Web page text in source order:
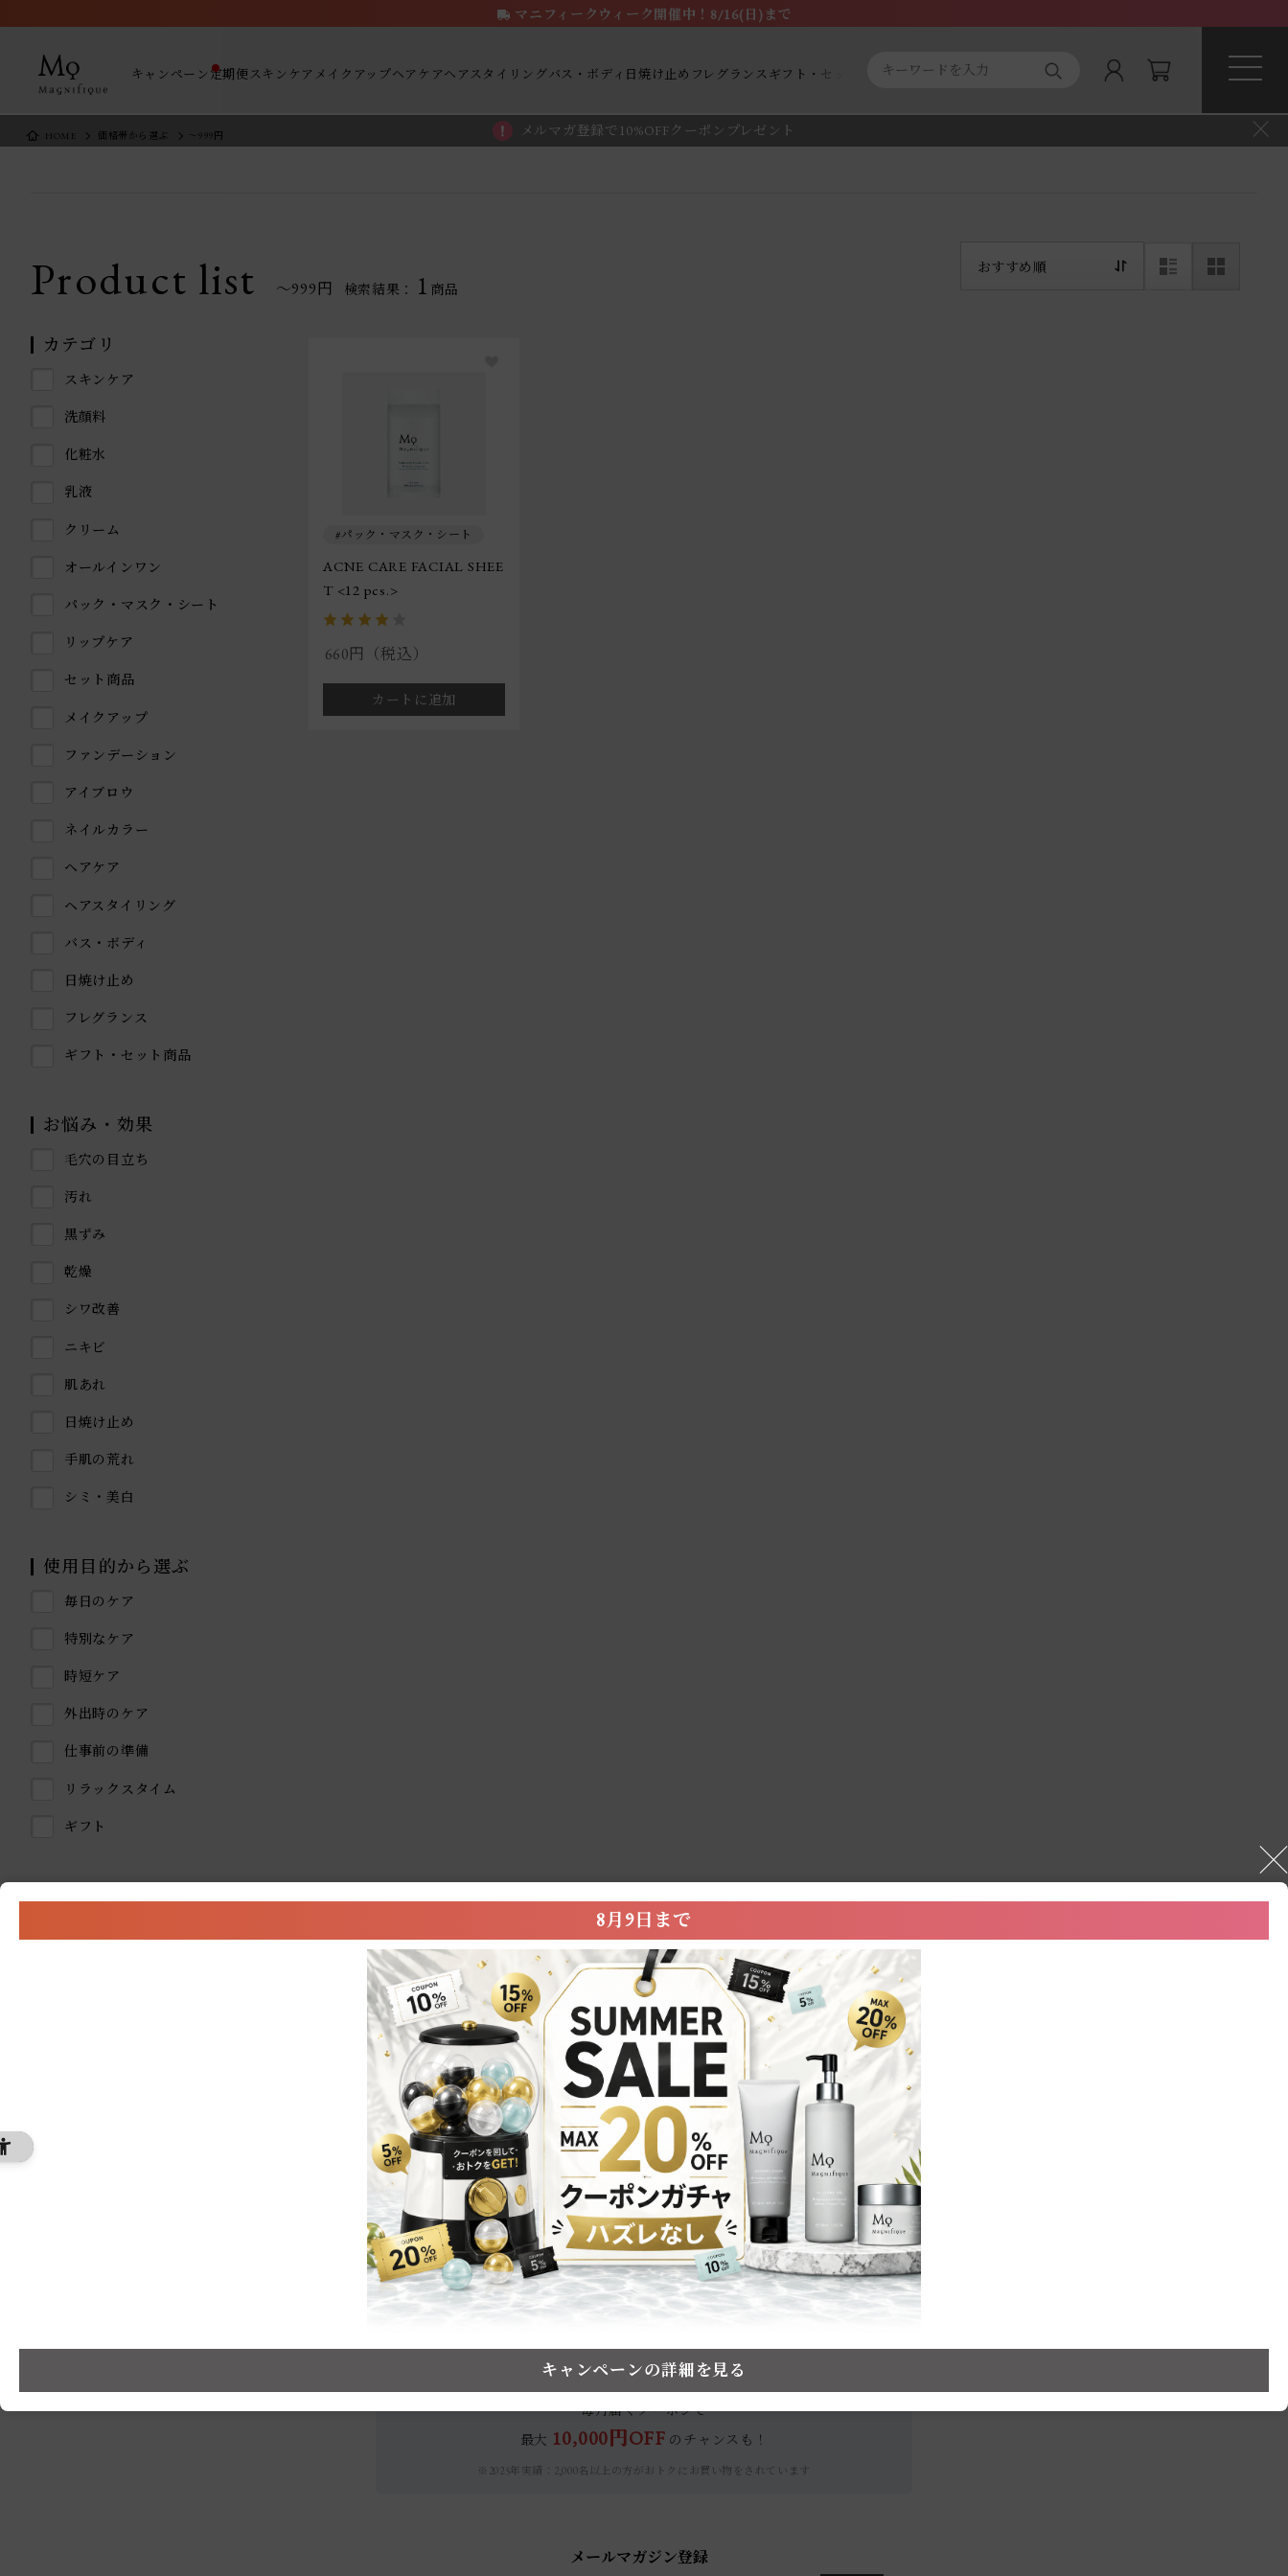
メルマガ登録で10%OFFクーポンプレゼント
マニフィークウィーク開催中！8/16(日)まで
キャンペーン 定期便 スキンケア メイクアップヘアケアヘアスタイリングバス・ボディ 日焼け止め フレグランス ギフト・セット商品About magnifique
HOME 価格帯から選ぶ ～999円
Product list ～999円 検索結果： 1 商品
カテゴリ
スキンケア
洗顔料
化粧水
乳液
クリーム
オールインワン
パック・マスク・シート
リップケア
セット商品
メイクアップ
ファンデーション
アイブロウ
ネイルカラー
ヘアケア
ヘアスタイリング
バス・ボディ
日焼け止め
フレグランス
ギフト・セット商品
お悩み・効果
毛穴の目立ち
汚れ
黒ずみ
乾燥
シワ改善
ニキビ
肌あれ
日焼け止め
手肌の荒れ
シミ・美白
使用目的から選ぶ
毎日のケア
特別なケア
時短ケア
外出時のケア
仕事前の準備
リラックスタイム
ギフト
おすすめ順
パック・マスク・シート
ACNE CARE FACIAL SHEE
T <12 pcs.>
660円（税込）
カートに追加
毎月届くクーポンで
最大 10,000円OFF のチャンスも！
※2025年実績：2,000名以上の方がおトクにお買い物をされています
メールマガジン登録
8月9日まで
キャンペーンの詳細を見る